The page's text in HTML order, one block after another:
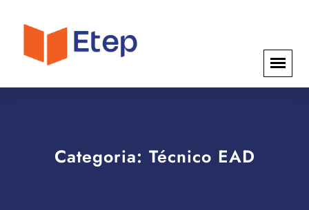
Categoria: Técnico EAD